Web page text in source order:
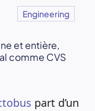
Engineering
et entière,
comme CVS
part d’un